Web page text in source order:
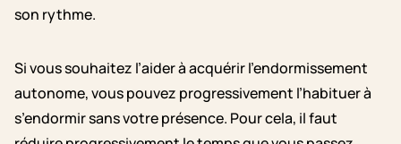
son rythme.
Si vous souhaitez l’aider à acquérir l’endormissement
autonome, vous pouvez progressivement l’habituer à
s’endormir sans votre présence. Pour cela, il faut